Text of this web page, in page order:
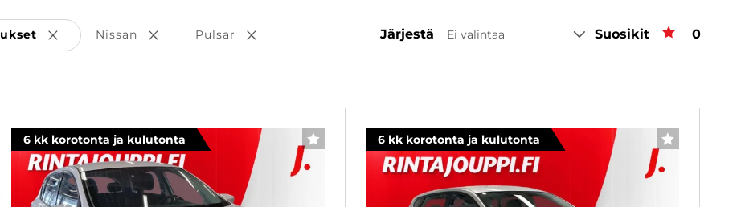
Poista valinta
Nissan Poista valinta
Pulsar Poista valinta Järjestä Ei valintaa Suosikit 0
6 kk korotonta ja kulutonta SUOSIKKI 6 kk korotonta ja kulutonta SUOSIKKI